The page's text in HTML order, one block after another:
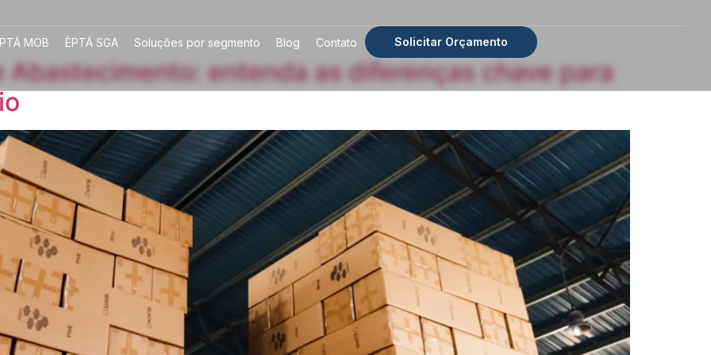
Solicitar Orçamento
MOB ÈPTÁ SGA Soluções por segmento Blog Contato
Abastecimento: entenda as diferenças chave para